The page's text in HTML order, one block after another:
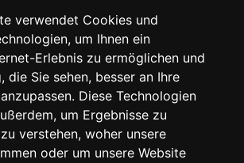
verwendet Cookies und
um Ihnen ein
Erlebnis zu ermöglichen und
die Sie sehen, besser an Ihre
Diese Technologien
um Ergebnisse zu
verstehen, woher unsere
oder um unsere Website